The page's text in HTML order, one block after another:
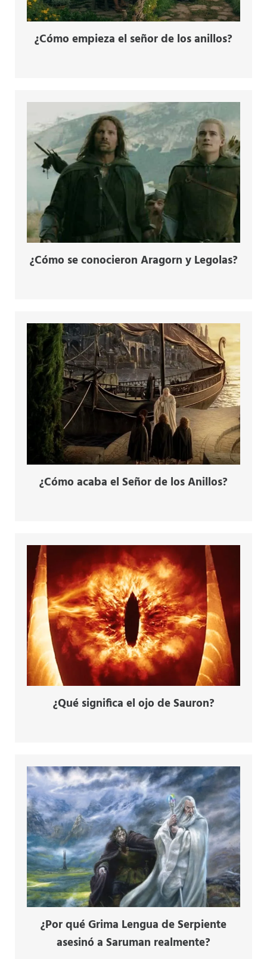
¿Cómo empieza el señor de los anillos?
¿Cómo se conocieron Aragorn y Legolas?
¿Cómo acaba el Señor de los Anillos?
¿Qué significa el ojo de Sauron?
¿Por qué Grima Lengua de Serpiente
asesinó a Saruman realmente?